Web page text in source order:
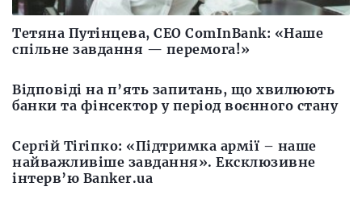
Тетяна Путінцева, CEO ComInBank: «Наше
спільне завдання — перемога!»
Відповіді на п’ять запитань, що хвилюють
банки та фінсектор у період воєнного стану
Cергій Тігіпко: «Підтримка армії – наше
найважливіше завдання». Ексклюзивне
інтерв’ю Banker.ua